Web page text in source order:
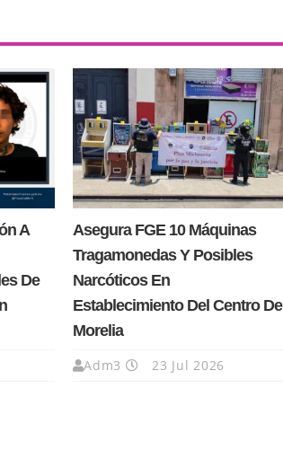
A
De
Asegura FGE 10 Máquinas
Tragamonedas Y Posibles
Narcóticos En
Establecimiento Del Centro De
Morelia
Adm3 23 Jul 2026